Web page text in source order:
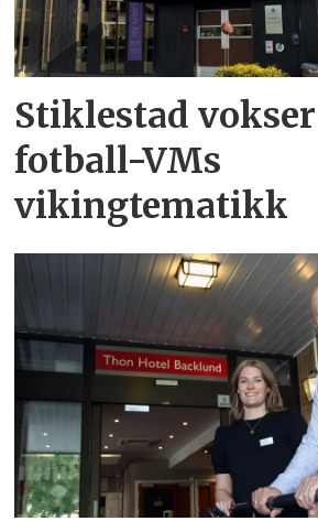
Stiklestad
fotball-VMs
vikingtematikk